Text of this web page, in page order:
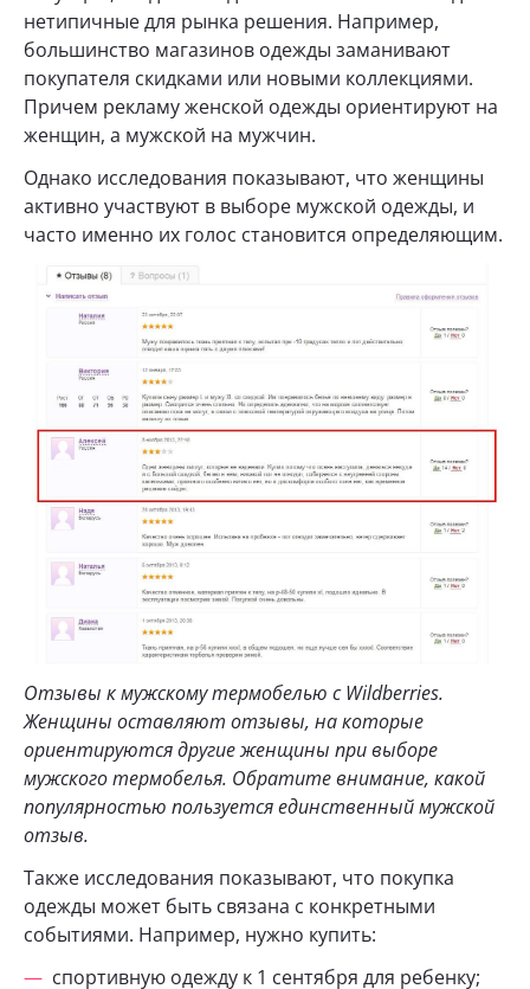
нетипичные для рынка решения. Например,
большинство магазинов одежды заманивают
покупателя скидками или новыми коллекциями.
Причем рекламу женской одежды ориентируют на
женщин, а мужской на мужчин.
Однако исследования показывают, что женщины
активно участвуют в выборе мужской одежды, и
часто именно их голос становится определяющим.
Отзывы к мужскому термобелью с Wildberries.
Женщины оставляют отзывы, на которые
ориентируются другие женщины при выборе
мужского термобелья. Обратите внимание, какой
популярностью пользуется единственный мужской
отзыв.
Также исследования показывают, что покупка
одежды может быть связана с конкретными
событиями. Например, нужно купить:
спортивную одежду к 1 сентября для ребенку;